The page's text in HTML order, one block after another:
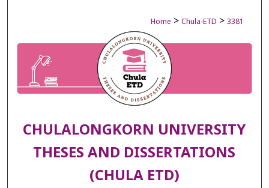
Home > Chula-ETD > 3381
CHULALONGKORN UNIVERSITY
THESES AND DISSERTATIONS
(CHULA ETD)